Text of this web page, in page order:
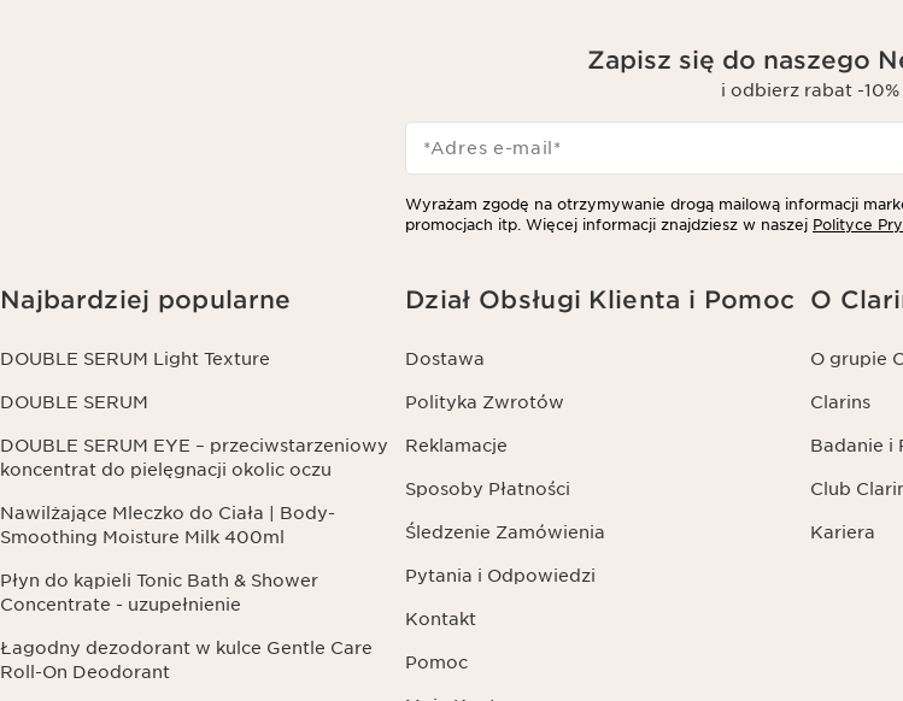
Zapisz się do naszego
i odbierz rabat -10%
*Adres e-mail *
Wyrażam zgodę na otrzymywanie drogą mailową informacji
promocjach itp. Więcej informacji znajdziesz w naszej Polityce
Najbardziej popularne
DOUBLE SERUM Light Texture
DOUBLE SERUM
DOUBLE SERUM EYE – przeciwstarzeniowy
koncentrat do pielęgnacji okolic oczu
Nawilżające Mleczko do Ciała | Body-
Smoothing Moisture Milk 400ml
Płyn do kąpieli Tonic Bath & Shower
Concentrate - uzupełnienie
Łagodny dezodorant w kulce Gentle Care
Roll-On Deodorant
Dział Obsługi Klienta i Pomoc
Dostawa
Polityka Zwrotów
Reklamacje
Sposoby Płatności
Śledzenie Zamówienia
Pytania i Odpowiedzi
Kontakt
Pomoc
O
O grupie
Clarins
Badanie i
Club
Kariera